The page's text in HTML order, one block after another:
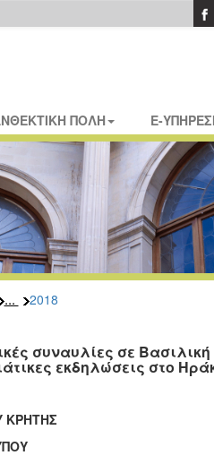
ΠΟΛΗ E-
... 2018
συναυλίες σε
εκδηλώσεις στο
ΚΡΗΤΗΣ